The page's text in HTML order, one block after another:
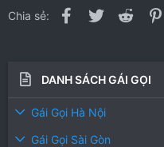
s
Chia sẻ: Facebook
Twitter Reddit
DANH SÁCH GÁI GỌI
Gái Gọi Hà Nội
Gái Gọi Sài Gòn